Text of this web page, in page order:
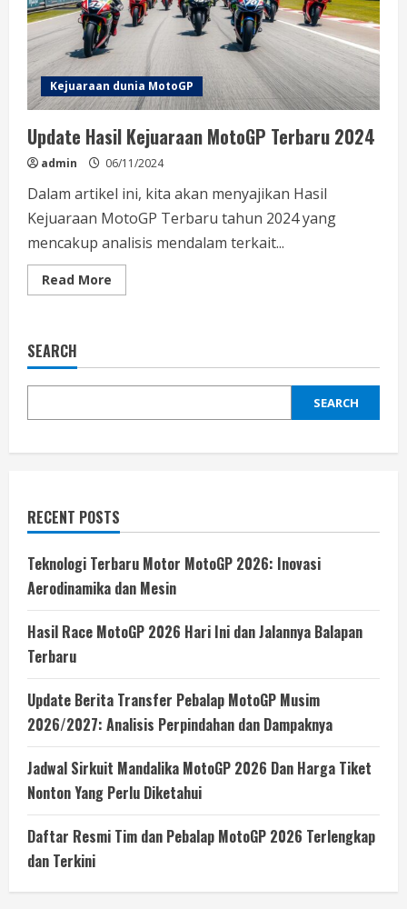
Kejuaraan dunia MotoGP
Update Hasil Kejuaraan MotoGP Terbaru 2024
admin 06/11/2024
Dalam artikel ini, kita akan menyajikan Hasil
Kejuaraan MotoGP Terbaru tahun 2024 yang
mencakup analisis mendalam terkait...
Read More
more
Terbaru
SEARCH
SEARCH
RECENT POSTS
Teknologi Terbaru Motor MotoGP 2026: Inovasi
Aerodinamika dan Mesin
Hasil Race MotoGP 2026 Hari Ini dan Jalannya Balapan
Terbaru
Update Berita Transfer Pebalap MotoGP Musim
2026/2027: Analisis Perpindahan dan Dampaknya
Jadwal Sirkuit Mandalika MotoGP 2026 Dan Harga Tiket
Nonton Yang Perlu Diketahui
Daftar Resmi Tim dan Pebalap MotoGP 2026 Terlengkap
dan Terkini